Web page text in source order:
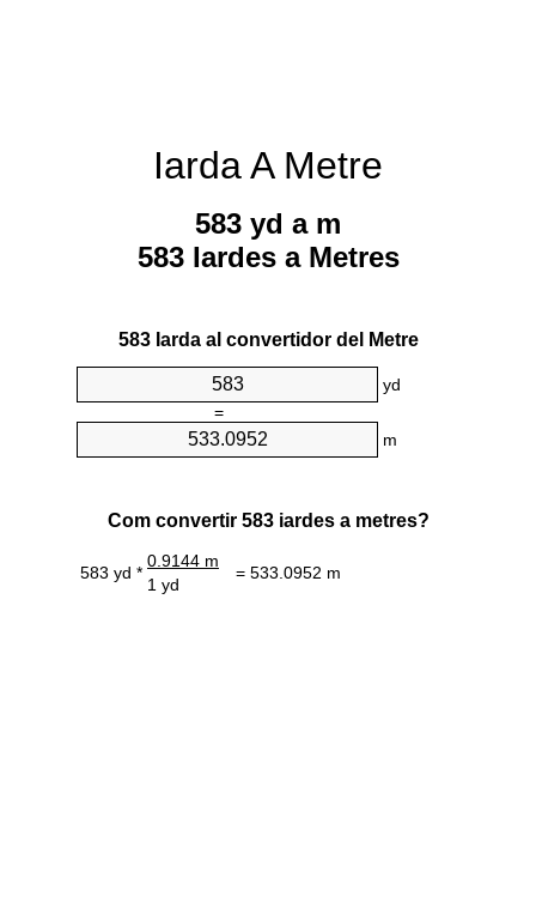
Iarda A Metre
583 yd a m
583 Iardes a Metres
583 Iarda al convertidor del Metre
yd
=
m
Com convertir 583 iardes a metres?
583 yd *
0.9144 m
= 533.0952 m
1 yd